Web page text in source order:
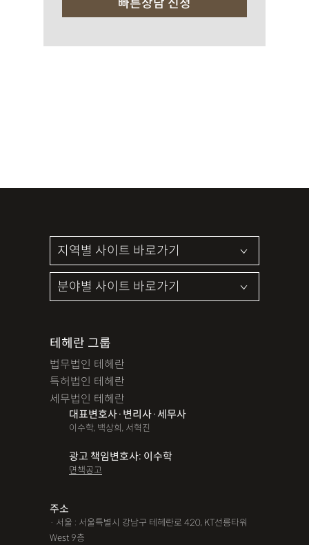
테헤란 그룹
법무법인 테헤란
특허법인 테헤란
세무법인 테헤란
대표변호사·변리사·세무사
이수학, 백상희, 서혁진
광고 책임변호사: 이수학
면책공고
주소
· 서울 : 서울특별시 강남구 테헤란로 420, KT선릉타워
West 9층